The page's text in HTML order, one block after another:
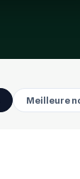
Meilleure